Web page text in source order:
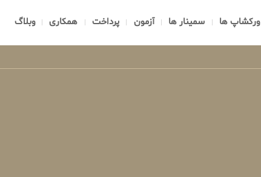
ورکشاپ ها سمینار ها آزمون پرداخت همکاری وبلاگ